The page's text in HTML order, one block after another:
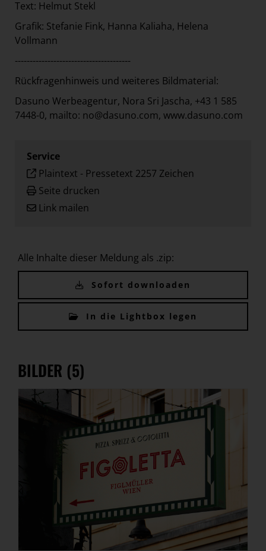
Text: Helmut Stekl
Grafik: Stefanie Fink, Hanna Kaliaha, Helena
Vollmann
---------------------------------------
Rückfragenhinweis und weiteres Bildmaterial:
Dasuno Werbeagentur, Nora Sri Jascha, +43 1 585
7448-0, mailto: no@dasuno.com, www.dasuno.com
Service
Plaintext - Pressetext 2257 Zeichen
Seite drucken
Link mailen
Alle Inhalte dieser Meldung als .zip:
Sofort downloaden
In die Lightbox legen
BILDER (5)